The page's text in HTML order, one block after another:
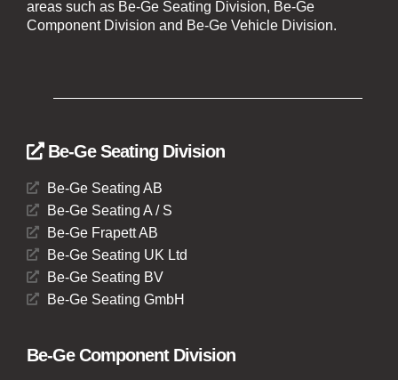
areas such as Be-Ge Seating Division, Be-Ge
Component Division and Be-Ge Vehicle Division.
Be-Ge Seating Division
Be-Ge Seating AB
Be-Ge Seating A / S
Be-Ge Frapett AB
Be-Ge Seating UK Ltd
Be-Ge Seating BV
Be-Ge Seating GmbH
Be-Ge Component Division